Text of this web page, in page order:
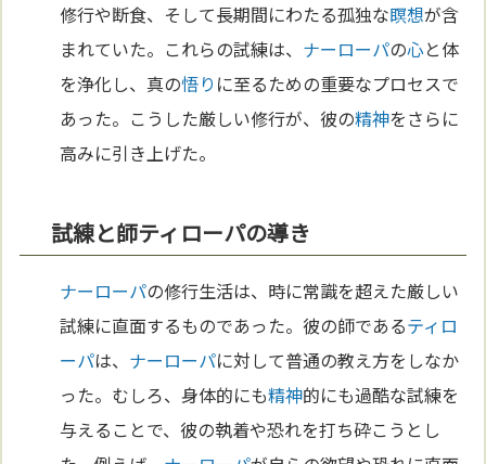
修行や断食、そして長期間にわたる孤独な瞑想が含
まれていた。これらの試練は、 ナーローパの心と体
を浄化し、真の悟り に至るための重要なプロセスで
あった。こうした厳しい修行が、彼の精神をさらに
高みに引き上げた。
試練と師ティローパの導き
ナーローパの修行生活は、時に常識を超えた厳しい
試練に直面するものであった。彼の師であるティロ
ーパは、 ナーローパに対して普通の教え方をしなか
った。むしろ、身体的にも精神的にも過酷な試練を
与えることで、彼の執着や恐れを打ち砕こうとし